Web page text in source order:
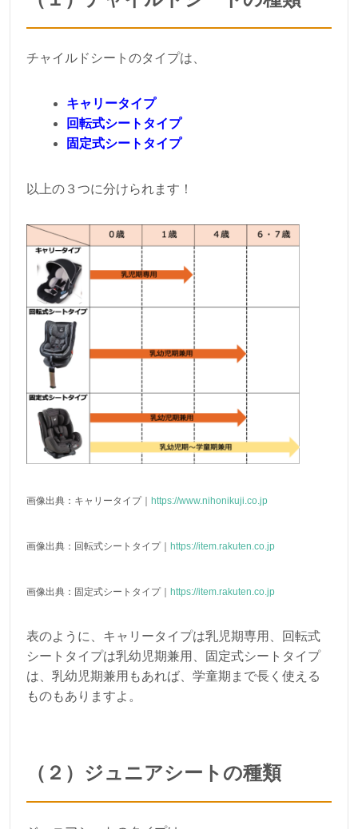
チャイルドシートのタイプは、
キャリータイプ
回転式シートタイプ
固定式シートタイプ
以上の３つに分けられます！
画像出典：キャリータイプ｜ https://www.nihonikuji.co.jp
画像出典：回転式シートタイプ｜ https://item.rakuten.co.jp
画像出典：固定式シートタイプ｜ https://item.rakuten.co.jp
表のように、キャリータイプは乳児期専用、回転式
シートタイプは乳幼児期兼用、固定式シートタイプ
は、乳幼児期兼用もあれば、学童期まで長く使える
ものもありますよ。
（２）ジュニアシートの種類